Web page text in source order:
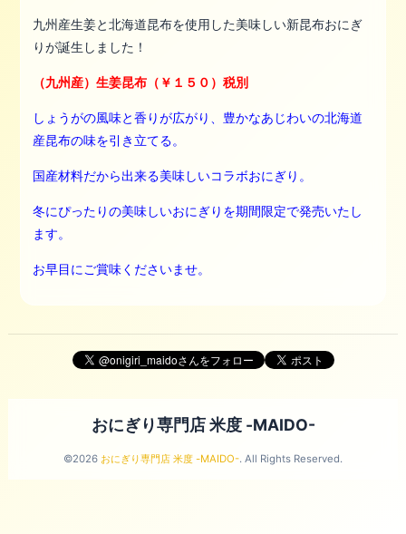
九州産生姜と北海道昆布を使用した美味しい新昆布おにぎ
りが誕生しました！
（九州産）生姜昆布（￥１５０）税別
しょうがの風味と香りが広がり、豊かなあじわいの北海道
産昆布の味を引き立てる。
国産材料だから出来る美味しいコラボおにぎり。
冬にぴったりの美味しいおにぎりを期間限定で発売いたし
ます。
お早目にご賞味くださいませ。
おにぎり専門店 米度 -MAIDO-
©2026 おにぎり専門店 米度 -MAIDO-. All Rights Reserved.